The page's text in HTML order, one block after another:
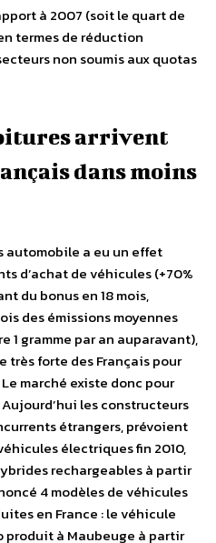
à 2007 (soit le quart de
termes de réduction
non soumis aux quotas
arrivent
dans moins
automobile a eu un effet
d’achat de véhicules (+70%
du bonus en 18 mois,
des émissions moyennes
1 gramme par an auparavant),
très forte des Français pour
marché existe donc pour
les constructeurs
étrangers, prévoient
électriques fin 2010,
rechargeables à partir
4 modèles de véhicules
en France : le véhicule
à Maubeuge à partir